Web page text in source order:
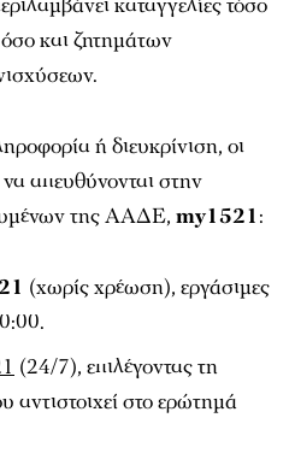
και ζητημάτων
ή διευκρίνιση, οι
απευθύνονται στην
της ΑΑΔΕ, my1521:
(χωρίς χρέωση), εργάσιμες
(24/7), επιλέγοντας τη
αντιστοιχεί στο ερώτημά